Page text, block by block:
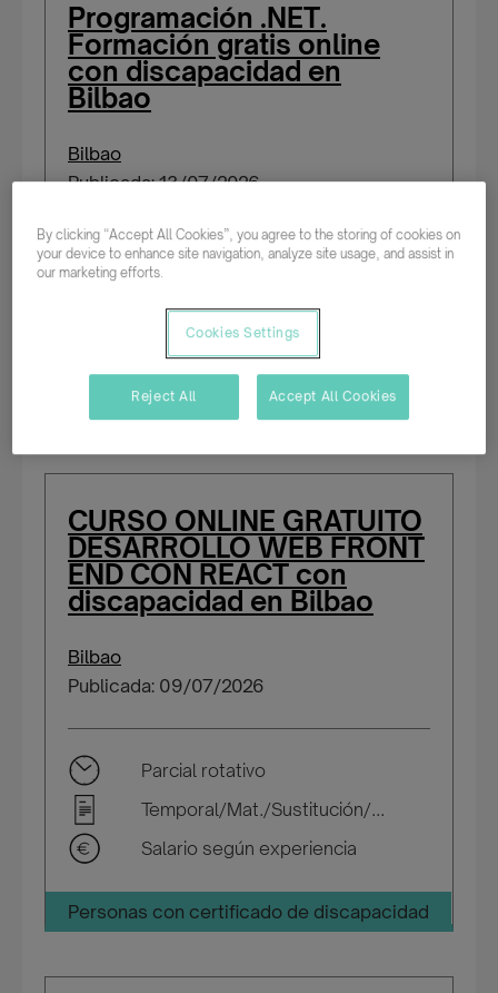
Programación .NET.
Formación gratis online
con discapacidad en
Bilbao
Bilbao
Publicada: 13/07/2026
Parcial rotativo
Temporal/Mat./Sustitución/...
Salario según experiencia
Personas con certificado de discapacidad
CURSO ONLINE GRATUITO
DESARROLLO WEB FRONT
END CON REACT con
discapacidad en Bilbao
Bilbao
Publicada: 09/07/2026
Parcial rotativo
Temporal/Mat./Sustitución/...
Salario según experiencia
Personas con certificado de discapacidad
By clicking “Accept All Cookies”, you agree to the storing of cookies on
your device to enhance site navigation, analyze site usage, and assist in
our marketing efforts.
Cookies Settings
Reject All Accept All Cookies